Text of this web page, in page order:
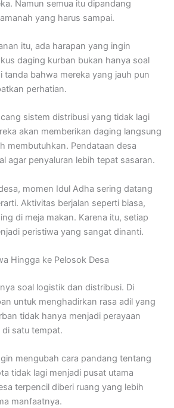
Namun semua itu dipandang
yang harus sampai.
itu, ada harapan yang ingin
daging kurban bukan hanya soal
tanda bahwa mereka yang jauh pun
perhatian.
sistem distribusi yang tidak lagi
akan memberikan daging langsung
membutuhkan. Pendataan desa
agar penyaluran lebih tepat sasaran.
momen Idul Adha sering datang
Aktivitas berjalan seperti biasa,
di meja makan. Karena itu, setiap
peristiwa yang sangat dinanti.
Hingga ke Pelosok Desa
soal logistik dan distribusi. Di
untuk menghadirkan rasa adil yang
tidak hanya menjadi perayaan
satu tempat.
mengubah cara pandang tentang
tidak lagi menjadi pusat utama
terpencil diberi ruang yang lebih
manfaatnya.